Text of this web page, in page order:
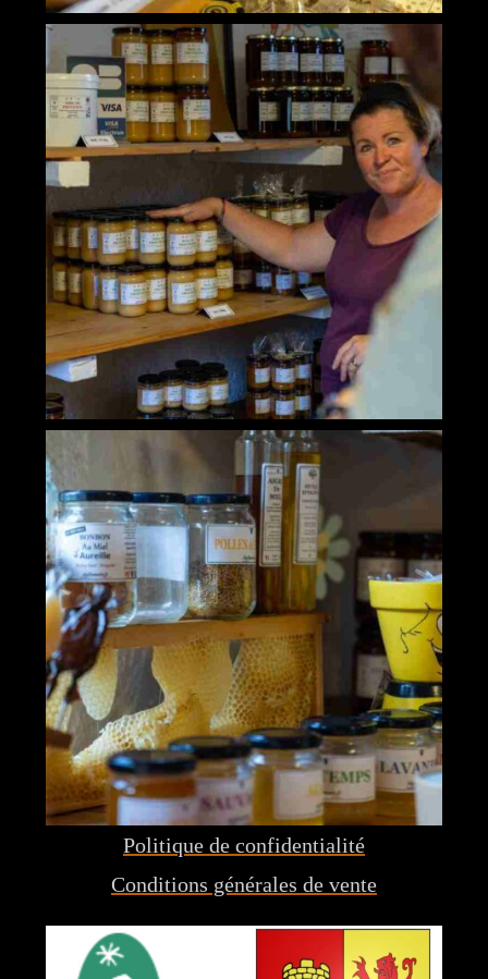
Politique de confidentialité
Conditions générales de vente